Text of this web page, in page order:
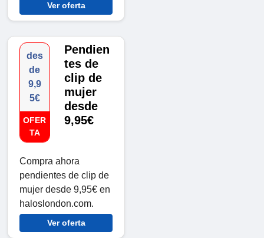
Ver oferta
des
de
9,9
5€
OFER
TA
Pendien
tes de
clip de
mujer
desde
9,95€
Compra ahora
pendientes de clip de
mujer desde 9,95€ en
haloslondon.com.
Ver oferta